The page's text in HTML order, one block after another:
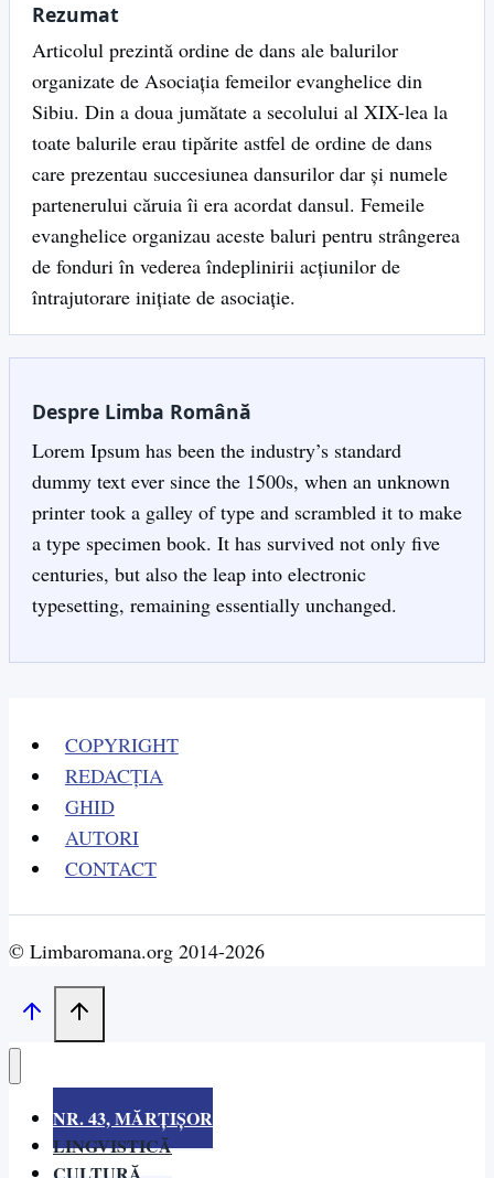
Rezumat
Articolul prezintă ordine de dans ale balurilor
organizate de Asociația femeilor evanghelice din
Sibiu. Din a doua jumătate a secolului al XIX-lea la
toate balurile erau tipărite astfel de ordine de dans
care prezentau succesiunea dansurilor dar și numele
partenerului căruia îi era acordat dansul. Femeile
evanghelice organizau aceste baluri pentru strângerea
de fonduri în vederea îndeplinirii acțiunilor de
întrajutorare inițiate de asociație.
Despre Limba Română
Lorem Ipsum has been the industry’s standard
dummy text ever since the 1500s, when an unknown
printer took a galley of type and scrambled it to make
a type specimen book. It has survived not only five
centuries, but also the leap into electronic
typesetting, remaining essentially unchanged.
COPYRIGHT
REDACȚIA
GHID
AUTORI
CONTACT
© Limbaromana.org 2014-2026
NR. 43, MĂRȚIȘOR
LINGVISTICĂ
CULTURĂ